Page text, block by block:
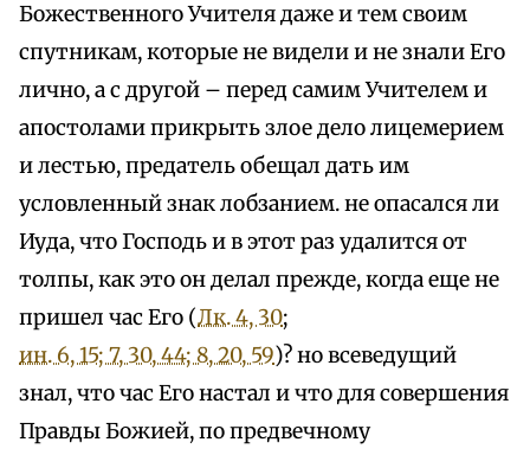
Божественного Учителя даже и тем своим
спутникам, которые не видели и не знали Его
лично, а с другой – перед самим Учителем и
апостолами прикрыть злое дело лицемерием
и лестью, предатель обещал дать им
условленный знак лобзанием. не опасался ли
Иуда, что Господь и в этот раз удалится от
толпы, как это он делал прежде, когда еще не
пришел час Его (Лк. 4, 30;
ин. 6, 15; 7, 30, 44; 8, 20, 59)? но всеведущий
знал, что час Его настал и что для совершения
Правды Божией, по предвечному